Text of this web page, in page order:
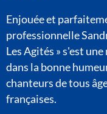
Enjouée et
professionnelle
Les Agités » s'est
dans la bonne
chanteurs de tous
françaises.